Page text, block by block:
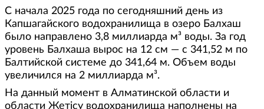
С начала 2025 года по сегодняшний день из
Капшагайского водохранилища в озеро Балхаш
было направлено 3,8 миллиарда м³ воды. За год
уровень Балхаша вырос на 12 см — с 341,52 м по
Балтийской системе до 341,64 м. Объем воды
увеличился на 2 миллиарда м³.
На данный момент в Алматинской области и
области Жетісу водохранилища наполнены на